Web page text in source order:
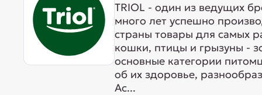
TRIOL - один из ведущих
много лет успешно
страны товары для самых
кошки, птицы и грызуны -
основные категории
об их здоровье,
Ас...